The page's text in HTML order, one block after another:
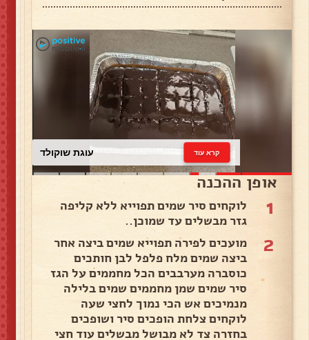
עוגת שוקולד קרא עוד
אופן ההכנה
1
לוקחים סיר שמים תפוייא ללא קליפה
גזר מבשלים עד שמוכן..
2
מועכים לפירה תפוייא שמים ביצה אחר
ביצה שמים מלח פלפל לבן חותכים
כוסברה מערבבים הכל מחממים על הגז
סיר שמים שמן מחממים שמים בלילה
מנמיכים אש הכי נמוך לחצי שעה
לוקחים צלחת הופכים סיר ושופכים
בחזרה צד לא מבושל מבשלים עוד חצי